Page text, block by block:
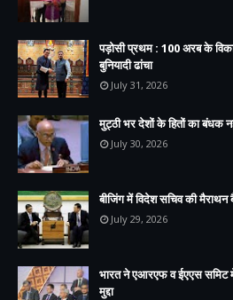
पड़ोसी प्रथम : 100 अरब के
बुनियादी ढांचा
July 31, 2026
मुट्ठी भर देशों के हितों का बंधक
July 30, 2026
बीजिंग में विदेश सचिव की
July 29, 2026
भारत ने एआरएफ व ईएएस समिट
मुद्दा